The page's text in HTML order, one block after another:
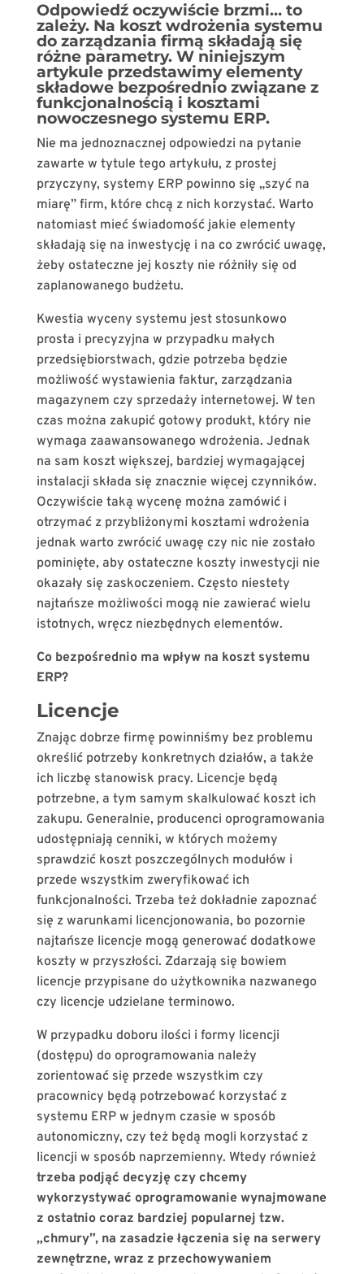
Odpowiedź oczywiście brzmi… to
zależy. Na koszt wdrożenia systemu
do zarządzania firmą składają się
różne parametry. W niniejszym
artykule przedstawimy elementy
składowe bezpośrednio związane z
funkcjonalnością i kosztami
nowoczesnego systemu ERP.
Nie ma jednoznacznej odpowiedzi na pytanie
zawarte w tytule tego artykułu, z prostej
przyczyny, systemy ERP powinno się „szyć na
miarę” firm, które chcą z nich korzystać. Warto
natomiast mieć świadomość jakie elementy
składają się na inwestycję i na co zwrócić uwagę,
żeby ostateczne jej koszty nie różniły się od
zaplanowanego budżetu.
Kwestia wyceny systemu jest stosunkowo
prosta i precyzyjna w przypadku małych
przedsiębiorstwach, gdzie potrzeba będzie
możliwość wystawienia faktur, zarządzania
magazynem czy sprzedaży internetowej. W ten
czas można zakupić gotowy produkt, który nie
wymaga zaawansowanego wdrożenia. Jednak
na sam koszt większej, bardziej wymagającej
instalacji składa się znacznie więcej czynników.
Oczywiście taką wycenę można zamówić i
otrzymać z przybliżonymi kosztami wdrożenia
jednak warto zwrócić uwagę czy nic nie zostało
pominięte, aby ostateczne koszty inwestycji nie
okazały się zaskoczeniem. Często niestety
najtańsze możliwości mogą nie zawierać wielu
istotnych, wręcz niezbędnych elementów.
Co bezpośrednio ma wpływ na koszt systemu
ERP?
Licencje
Znając dobrze firmę powinniśmy bez problemu
określić potrzeby konkretnych działów, a także
ich liczbę stanowisk pracy. Licencje będą
potrzebne, a tym samym skalkulować koszt ich
zakupu. Generalnie, producenci oprogramowania
udostępniają cenniki, w których możemy
sprawdzić koszt poszczególnych modułów i
przede wszystkim zweryfikować ich
funkcjonalności. Trzeba też dokładnie zapoznać
się z warunkami licencjonowania, bo pozornie
najtańsze licencje mogą generować dodatkowe
koszty w przyszłości. Zdarzają się bowiem
licencje przypisane do użytkownika nazwanego
czy licencje udzielane terminowo.
W przypadku doboru ilości i formy licencji
(dostępu) do oprogramowania należy
zorientować się przede wszystkim czy
pracownicy będą potrzebować korzystać z
systemu ERP w jednym czasie w sposób
autonomiczny, czy też będą mogli korzystać z
licencji w sposób naprzemienny. Wtedy również
trzeba podjąć decyzję czy chcemy
wykorzystywać oprogramowanie wynajmowane
z ostatnio coraz bardziej popularnej tzw.
„chmury”, na zasadzie łączenia się na serwery
zewnętrzne, wraz z przechowywaniem